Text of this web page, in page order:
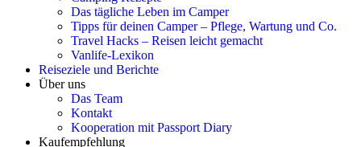
Das tägliche Leben im Camper
Tipps für deinen Camper – Pflege, Wartung und Co.
Travel Hacks – Reisen leicht gemacht
Vanlife-Lexikon
Reiseziele und Berichte
Über uns
Das Team
Kontakt
Kooperation mit Passport Diary
Kaufempfehlung